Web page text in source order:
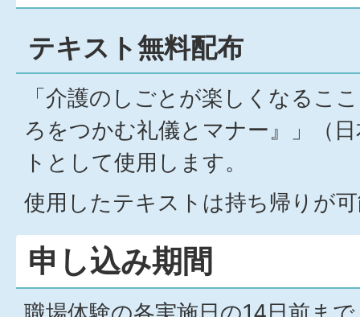
テキスト無料配布
「介護のしごとが楽しくなるこ
ろをつかむ礼儀とマナー』」（
トとして使用します。
使用したテキストは持ち帰りが
申し込み期間